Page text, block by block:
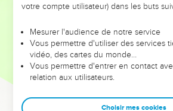
leur foi ou leur vision. Mais on voit moins
et les saisons difficiles qu'ils ont
sont elles qui les ont
Dans cette conférence, leaders,
clés pour avancer avec plus de sagesse
votre compte utilisateur) dans les buts
Mesurer l'audience de notre service
Vous permettre d'utiliser des services
vidéo, des cartes du monde…
Vous permettre d'entrer en contact
relation aux utilisateurs.
Choisir mes cookies